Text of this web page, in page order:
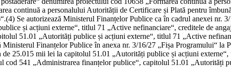
continuă a personalului Autorității de Certificare și Plată pentru
(4) Se autorizează Ministerul Finanțelor Publice ca în cadrul anexei nr.
și acțiuni externe“, titlul 71 „Active nefinanciare“, creditele de
51.01 „Autorități publice și acțiuni externe“, titlul 71 „Active
Ministerul Finanțelor Publice în anexa nr. 3/16/27 „Fișa Programului“
de 25.015 mii lei la capitolul 51.01 „Autorități publice și acțiuni
cod 541 „Administrarea finanțelor publice“, capitolul 51.01 „Autorități